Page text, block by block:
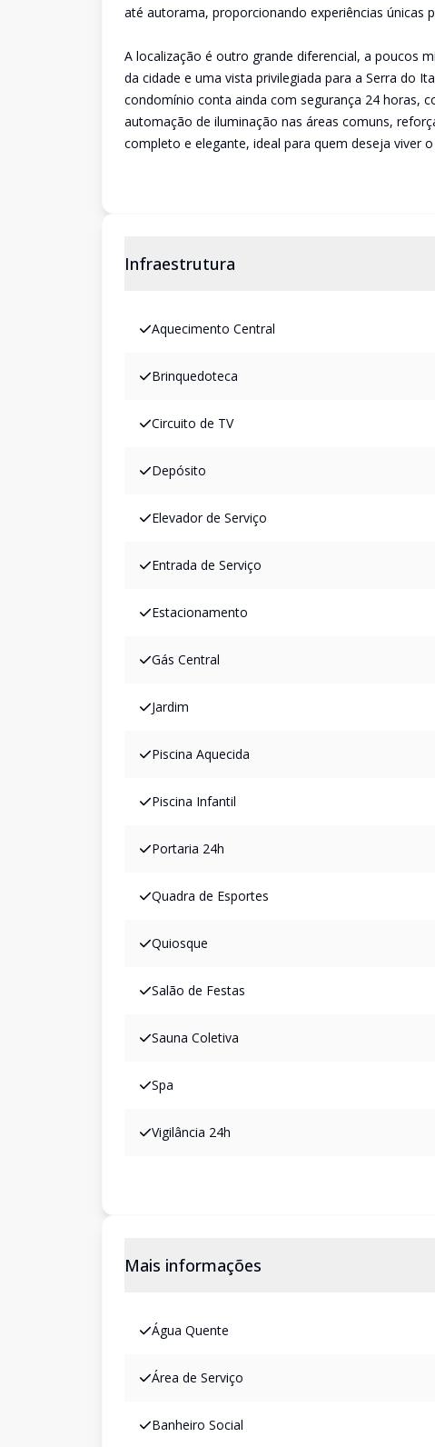
até autorama, proporcionando experiências únicas
A localização é outro grande diferencial, a poucos
da cidade e uma vista privilegiada para a Serra do
condomínio conta ainda com segurança 24 horas,
automação de iluminação nas áreas comuns,
completo e elegante, ideal para quem deseja viver
Infraestrutura
Aquecimento Central
Brinquedoteca
Circuito de TV
Depósito
Elevador de Serviço
Entrada de Serviço
Estacionamento
Gás Central
Jardim
Piscina Aquecida
Piscina Infantil
Portaria 24h
Quadra de Esportes
Quiosque
Salão de Festas
Sauna Coletiva
Spa
Vigilância 24h
Mais informações
Água Quente
Área de Serviço
Banheiro Social